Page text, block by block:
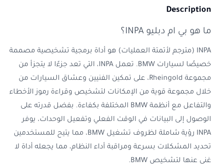
Description
ما هو بي ام دبليو INPA؟
INPA (مترجم لأتمتة العمليات) هو أداة برمجية تشخيصية مصممة
خصيصًا لسيارات BMW.
تعمل INPA، التي تعد جزءًا لا يتجزأ من
مجموعة Rheingold، على تمكين الفنيين وعشاق السيارات من
خلال مجموعة قوية من الإمكانات لتشخيص وقراءة رموز الأخطاء
والتفاعل مع أنظمة BMW المختلفة بكفاءة. بفضل قدرته على
الوصول إلى البيانات في الوقت الفعلي وتفعيل الوحدات، يوفر
INPA رؤية شاملة لظروف تشغيل BMW، مما يتيح للمستخدمين
تحديد المشكلات بسرعة ومراقبة أداء النظام، مما يجعله أداة لا
غنى عنها لتشخيص BMW.